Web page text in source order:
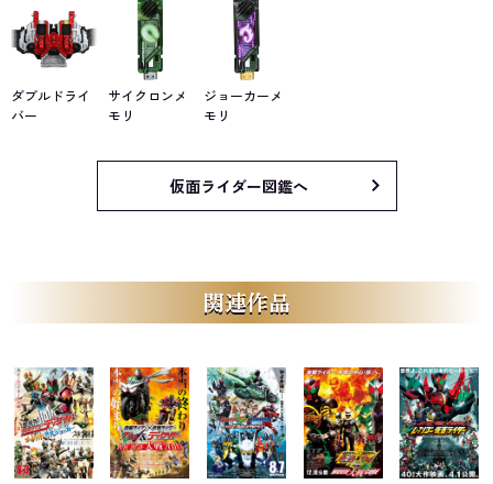
ダブルドライ
バー
サイクロンメ
モリ
ジョーカーメ
モリ
仮面ライダー図鑑へ
関連作品